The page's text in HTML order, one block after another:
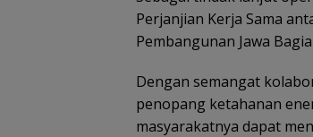
Perjanjian Kerja Sama
Pembangunan Jawa
Dengan semangat
penopang ketahanan
masyarakatnya dapat